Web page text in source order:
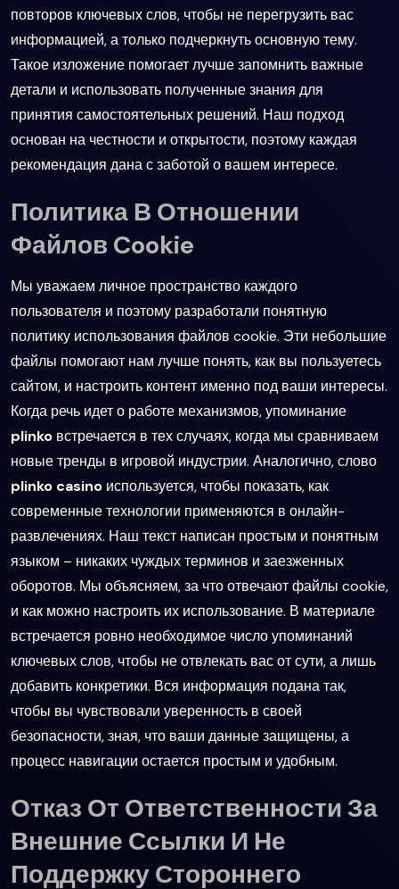
повторов ключевых слов, чтобы не перегрузить вас
информацией, а только подчеркнуть основную тему.
Такое изложение помогает лучше запомнить важные
детали и использовать полученные знания для
принятия самостоятельных решений. Наш подход
основан на честности и открытости, поэтому каждая
рекомендация дана с заботой о вашем интересе.
Политика В Отношении
Файлов Cookie
Мы уважаем личное пространство каждого
пользователя и поэтому разработали понятную
политику использования файлов cookie. Эти небольшие
файлы помогают нам лучше понять, как вы пользуетесь
сайтом, и настроить контент именно под ваши интересы.
Когда речь идет о работе механизмов, упоминание
plinko встречается в тех случаях, когда мы сравниваем
новые тренды в игровой индустрии. Аналогично, слово
plinko casino используется, чтобы показать, как
современные технологии применяются в онлайн-
развлечениях. Наш текст написан простым и понятным
языком – никаких чуждых терминов и заезженных
оборотов. Мы объясняем, за что отвечают файлы cookie,
и как можно настроить их использование. В материале
встречается ровно необходимое число упоминаний
ключевых слов, чтобы не отвлекать вас от сути, а лишь
добавить конкретики. Вся информация подана так,
чтобы вы чувствовали уверенность в своей
безопасности, зная, что ваши данные защищены, а
процесс навигации остается простым и удобным.
Отказ От Ответственности За
Внешние Ссылки И Не
Поддержку Стороннего